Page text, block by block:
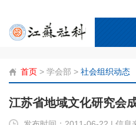
首页 > 学会部 > 社会组织动态
江苏省地域文化研究会